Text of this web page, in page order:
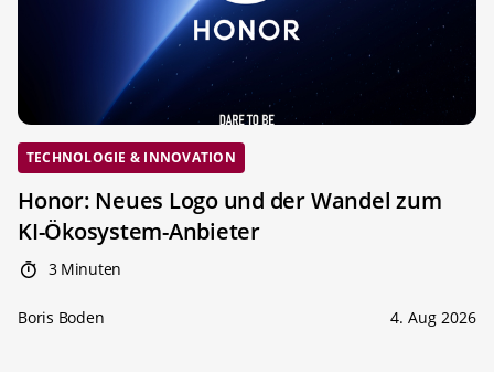
TECHNOLOGIE & INNOVATION
Honor: Neues Logo und der Wandel zum
KI-Ökosystem-Anbieter
3 Minuten
Boris Boden 4. Aug 2026